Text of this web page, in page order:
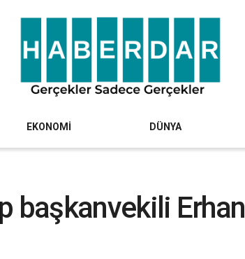
EKONOMİ DÜNYA
başkanvekili Erhan